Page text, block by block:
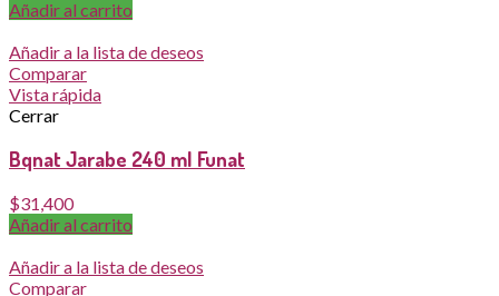
Añadir al carrito
Añadir a la lista de deseos
Comparar
Vista rápida
Cerrar
Bqnat Jarabe 240 ml Funat
$31,400
Añadir al carrito
Añadir a la lista de deseos
Comparar